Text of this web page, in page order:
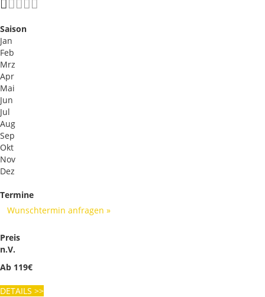
Saison
Jan
Feb
Mrz
Apr
Mai
Jun
Jul
Aug
Sep
Okt
Nov
Dez
Termine
Wunschtermin anfragen »
Preis
n.V.
Ab 119€
DETAILS >>